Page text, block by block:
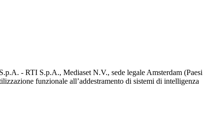
- RTI S.p.A., Mediaset N.V., sede legale Amsterdam (Paesi
funzionale all’addestramento di sistemi di intelligenza